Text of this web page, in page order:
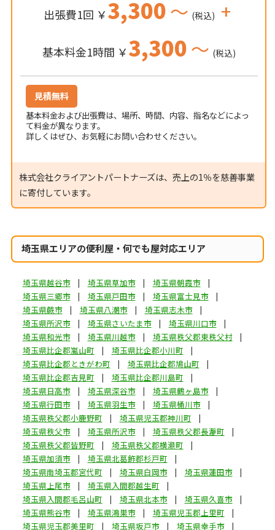
出張費1回 ￥3,300～ (税込) +
基本料金1時間 ￥3,300～ (税込)
見積無料
基本料金および出張費は、場所、時間、内容、指名などによっ
て料金が異なります。
詳しくはぜひ、お気軽にお問い合わせください。
株式会社クライアントパートナーズは、売上の1％を慈善事業
に寄付しています。
埼玉県エリアの便利屋・何でも屋対応エリア
埼玉県越谷市 埼玉県草加市
埼玉県朝霞市
埼玉県三郷市
埼玉県戸田市
埼玉県富士見市
埼玉県蕨市
埼玉県八潮市
埼玉県志木市
埼玉県所沢市
埼玉県さいたま市
埼玉県川口市
埼玉県和光市
埼玉県川越市
埼玉県秩父郡東秩父村
埼玉県比企郡嵐山町
埼玉県比企郡小川町
埼玉県比企郡ときがわ町
埼玉県比企郡鳩山町
埼玉県比企郡吉見町
埼玉県比企郡川島町
埼玉県日高市
埼玉県深谷市
埼玉県鶴ヶ島市
埼玉県行田市
埼玉県羽生市
埼玉県桶川市
埼玉県秩父郡小鹿野町
埼玉県児玉郡神川町
埼玉県秩父市
埼玉県所沢市
埼玉県秩父郡長瀞町
埼玉県秩父郡皆野町
埼玉県秩父郡横瀬町
埼玉県加須市
埼玉県北葛飾郡杉戸町
埼玉県南埼玉郡宮代町
埼玉県白岡市
埼玉県蓮田市
埼玉県上尾市
埼玉県入間郡越生町
埼玉県入間郡毛呂山町
埼玉県北本市
埼玉県久喜市
埼玉県熊谷市
埼玉県鴻巣市
埼玉県児玉郡上里町
埼玉県児玉郡美里町
埼玉県坂戸市
埼玉県幸手市